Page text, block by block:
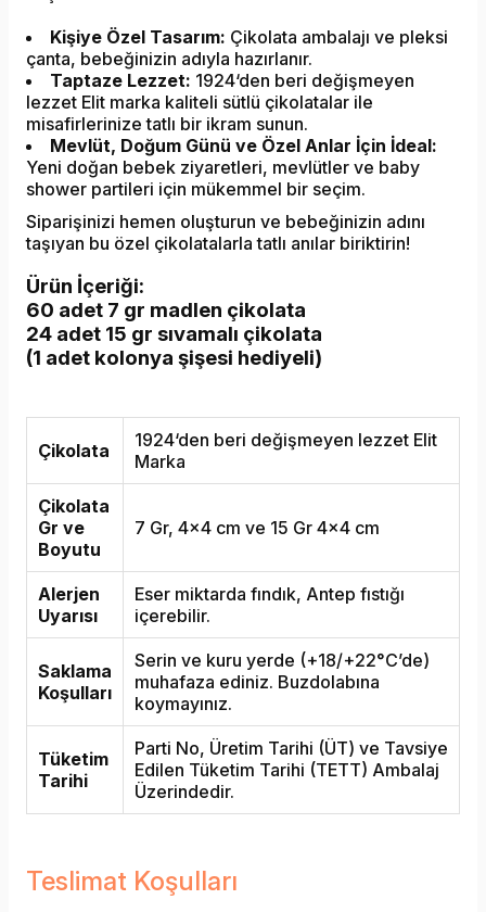
Kişiye Özel Tasarım: Çikolata ambalajı ve pleksi
çanta, bebeğinizin adıyla hazırlanır.
Taptaze Lezzet: 1924‘den beri değişmeyen
lezzet Elit marka kaliteli sütlü çikolatalar ile
misafirlerinize tatlı bir ikram sunun.
Mevlüt, Doğum Günü ve Özel Anlar İçin İdeal:
Yeni doğan bebek ziyaretleri, mevlütler ve baby
shower partileri için mükemmel bir seçim.
Siparişinizi hemen oluşturun ve bebeğinizin adını
taşıyan bu özel çikolatalarla tatlı anılar biriktirin!
Ürün İçeriği:
60 adet 7 gr madlen çikolata
24 adet 15 gr sıvamalı çikolata
(1 adet kolonya şişesi hediyeli)
Çikolata
1924‘den beri değişmeyen lezzet Elit
Marka
Çikolata
Gr ve
Boyutu
7 Gr, 4x4 cm ve 15 Gr 4x4 cm
Alerjen
Uyarısı
Eser miktarda fındık, Antep fıstığı
içerebilir.
Saklama
Koşulları
Serin ve kuru yerde (+18/+22°C’de)
muhafaza ediniz. Buzdolabına
koymayınız.
Tüketim
Tarihi
Parti No, Üretim Tarihi (ÜT) ve Tavsiye
Edilen Tüketim Tarihi (TETT) Ambalaj
Üzerindedir.
Teslimat Koşulları